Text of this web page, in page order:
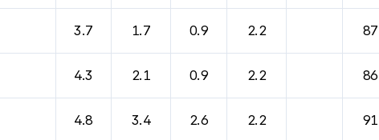
3.7 1.7 0.9 2.2 87
4.3 2.1 0.9 2.2 86
4.8 3.4 2.6 2.2 91